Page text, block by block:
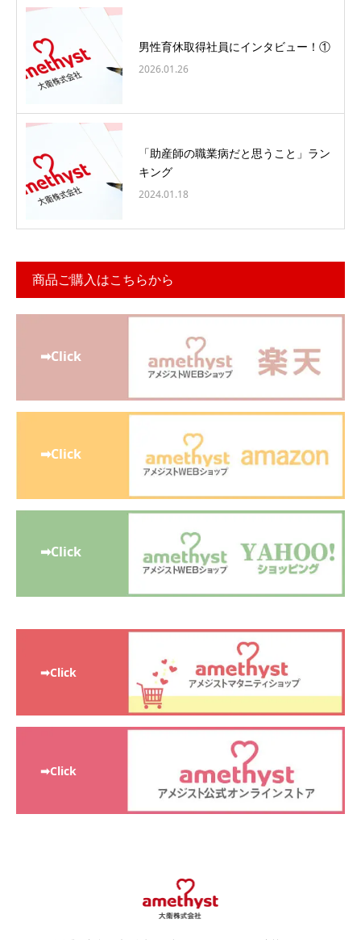
男性育休取得社員にインタビュー！①
2026.01.26
「助産師の職業病だと思うこと」ラン
キング
2024.01.18
商品ご購入はこちらから
➡Click
➡Click
➡Click
➡Click
➡Click